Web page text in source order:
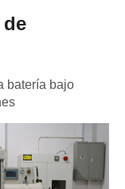
batería bajo